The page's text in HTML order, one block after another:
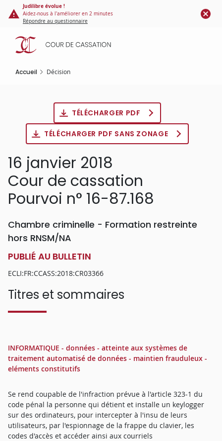
Panneau de gestion des cookies
contenu
principal
Judilibre évolue !
Aidez-nous à l'améliorer en 2 minutes
Répondre au questionnaire
Accueil Décision
TÉLÉCHARGER PDF
TÉLÉCHARGER PDF SANS ZONAGE
16 janvier 2018
Cour de cassation
Pourvoi n° 16-87.168
Chambre criminelle - Formation restreinte
hors RNSM/NA
PUBLIÉ AU BULLETIN
ECLI:FR:CCASS:2018:CR03366
Titres et sommaires
INFORMATIQUE - données - atteinte aux systèmes de
traitement automatisé de données - maintien frauduleux -
eléments constitutifs
Se rend coupable de l'infraction prévue à l'article 323-1 du
code pénal la personne qui détient et installe un keylogger
sur des ordinateurs, pour intercepter à l'insu de leurs
utilisateurs, par l'espionnage de la frappe du clavier, les
codes d'accès et accéder ainsi aux courriels